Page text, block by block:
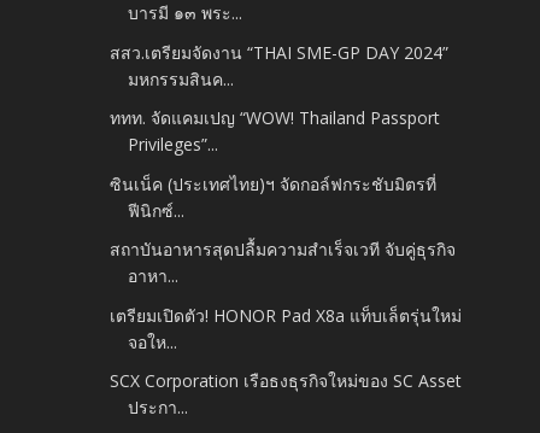
บารมี ๑๓ พระ...
สสว.เตรียมจัดงาน “THAI SME-GP DAY 2024”
มหกรรมสินค...
ททท. จัดแคมเปญ “WOW! Thailand Passport
Privileges”...
ซินเน็ค (ประเทศไทย)ฯ จัดกอล์ฟกระชับมิตรที่
ฟีนิกซ์...
สถาบันอาหารสุดปลื้มความสำเร็จเวที จับคู่ธุรกิจ
อาหา...
เตรียมเปิดตัว! HONOR Pad X8a แท็บเล็ตรุ่นใหม่
จอให...
SCX Corporation เรือธงธุรกิจใหม่ของ SC Asset
ประกา...